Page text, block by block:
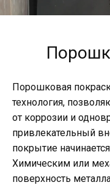
Порошковая
технология,
от коррозии и
привлекательный
покрытие
Химическим или
поверхность